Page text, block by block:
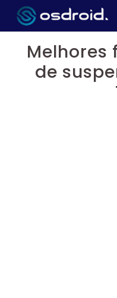
Pular
para
o
conteúdoMelhores
de